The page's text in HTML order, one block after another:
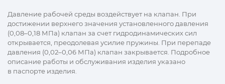
Давление рабочей среды воздействует на клапан. При
достижении верхнего значения установленного давления
(0,08–0,18 МПа) клапан за счет гидродинамических сил
открывается, преодолевая усилие пружины. При перепаде
давления (0,02–0,06 МПа) клапан закрывается. Подробное
описание работы и обслуживания изделия указано
в паспорте изделия.